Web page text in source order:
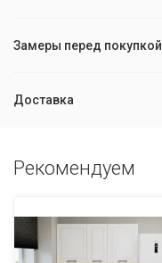
Замеры перед покупкой
Доставка
Рекомендуем